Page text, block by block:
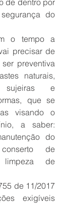
de dentro por
do
o tempo a
precisar de
preventiva
naturais,
sujeiras e
que se
visando o
a saber:
do
de
limpeza de
de 11/2017
exigíveis